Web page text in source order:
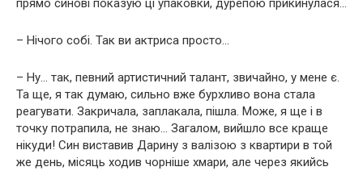
прямо синові показую ці упаковки, дурепою прикинулася…
– Нічого собі. Так ви актриса просто…
– Ну… так, певний артистичний талант, звичайно, у мене є.
Та ще, я так думаю, сильно вже бурхливо вона стала
реагувати. Закричала, заплакала, пішла. Може, я ще і в
точку потрапила, не знаю… Загалом, вийшло все краще
нікуди! Син виставив Дарину з валізою з квартири в той
же день, місяць ходив чорніше хмари, але через якийсь